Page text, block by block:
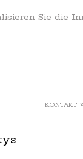
Sie die
KONTAKT